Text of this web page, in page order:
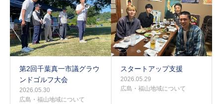
第2回千葉真一市議グラウ
ンドゴルフ大会
2026.05.30
広島・福山地域について
スタートアップ支援
2026.05.29
広島・福山地域について